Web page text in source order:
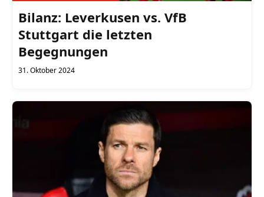
Bilanz: Leverkusen vs. VfB
Stuttgart die letzten
Begegnungen
31. Oktober 2024